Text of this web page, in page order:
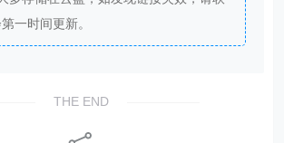
一时间更新。
THE END